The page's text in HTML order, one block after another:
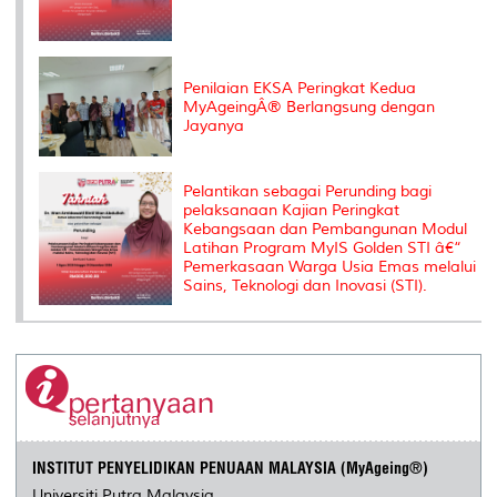
Penilaian EKSA Peringkat Kedua
MyAgeingÂ® Berlangsung dengan
Jayanya
Pelantikan sebagai Perunding bagi
pelaksanaan Kajian Peringkat
Kebangsaan dan Pembangunan Modul
Latihan Program MyIS Golden STI â€“
Pemerkasaan Warga Usia Emas melalui
Sains, Teknologi dan Inovasi (STI).
INSTITUT PENYELIDIKAN PENUAAN MALAYSIA (MyAgeing®)